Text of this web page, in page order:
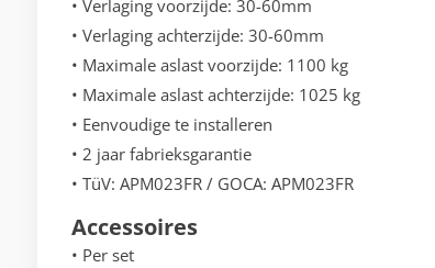
• Verlaging voorzijde: 30-60mm
• Verlaging achterzijde: 30-60mm
• Maximale aslast voorzijde: 1100 kg
• Maximale aslast achterzijde: 1025 kg
• Eenvoudige te installeren
• 2 jaar fabrieksgarantie
• TüV: APM023FR / GOCA: APM023FR
Accessoires
• Per set